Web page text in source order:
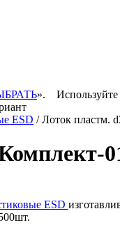
».
ESD / Лоток пластм.
ESD